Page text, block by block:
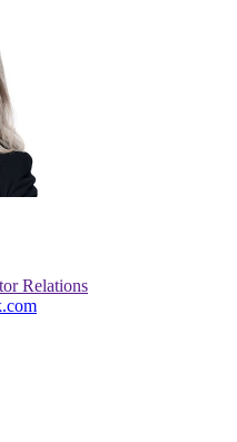
Relations